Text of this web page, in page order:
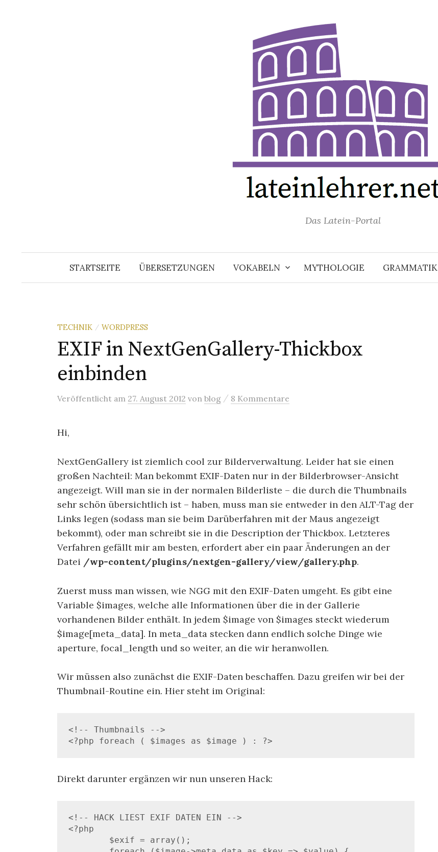
Das Latein-Portal
STARTSEITE ÜBERSETZUNGEN VOKABELN MYTHOLOGIE GRAMMATIK
TECHNIK / WORDPRESS
EXIF in NextGenGallery-Thickbox
einbinden
Veröffentlicht am 27. August 2012 von blog / 8 Kommentare
Hi,
NextGenGallery ist ziemlich cool zur Bilderverwaltung. Leider hat sie einen
großen Nachteil: Man bekommt EXIF-Daten nur in der Bilderbrowser-Ansicht
angezeigt. Will man sie in der normalen Bilderliste – die durch die Thumbnails
sehr schön übersichtlich ist – haben, muss man sie entweder in den ALT-Tag der
Links legen (sodass man sie beim Darüberfahren mit der Maus angezeigt
bekommt), oder man schreibt sie in die Description der Thickbox. Letzteres
Verfahren gefällt mir am besten, erfordert aber ein paar Änderungen an der
Datei /wp-content/plugins/nextgen-gallery/view/gallery.php.
Zuerst muss man wissen, wie NGG mit den EXIF-Daten umgeht. Es gibt eine
Variable $images, welche alle Informationen über die in der Gallerie
vorhandenen Bilder enthält. In jedem $image von $images steckt wiederum
$image[meta_data]. In meta_data stecken dann endlich solche Dinge wie
aperture, focal_length und so weiter, an die wir heranwollen.
Wir müssen also zunächst die EXIF-Daten beschaffen. Dazu greifen wir bei der
Thumbnail-Routine ein. Hier steht im Original:
<!-- Thumbnails -->
<?php foreach ( $images as $image ) : ?>
Direkt darunter ergänzen wir nun unseren Hack:
<!-- HACK LIEST EXIF DATEN EIN -->
<?php